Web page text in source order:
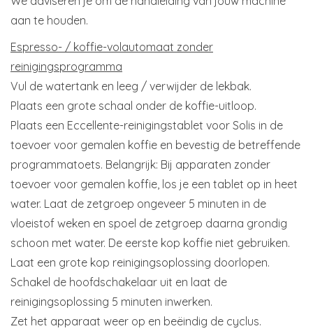
aan te houden.
Espresso- / koffie-volautomaat zonder
reinigingsprogramma
Vul de watertank en leeg / verwijder de lekbak.
Plaats een grote schaal onder de koffie-uitloop.
Plaats een Eccellente-reinigingstablet voor Solis in de
toevoer voor gemalen koffie en bevestig de betreffende
programmatoets. Belangrijk: Bij apparaten zonder
toevoer voor gemalen koffie, los je een tablet op in heet
water. Laat de zetgroep ongeveer 5 minuten in de
vloeistof weken en spoel de zetgroep daarna grondig
schoon met water. De eerste kop koffie niet gebruiken.
Laat een grote kop reinigingsoplossing doorlopen.
Schakel de hoofdschakelaar uit en laat de
reinigingsoplossing 5 minuten inwerken.
Zet het apparaat weer op en beëindig de cyclus.